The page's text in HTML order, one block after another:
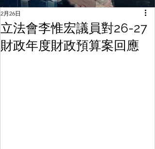
立法會李惟宏議員對26-27
財政年度財政預算案回應
2月26日